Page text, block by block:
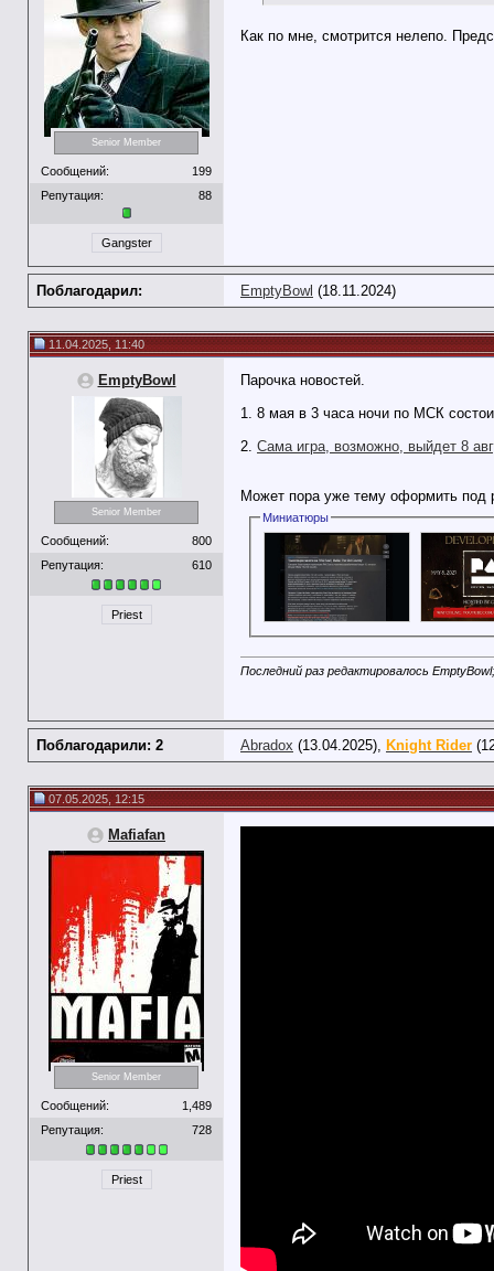
Senior Member
Сообщений:
199
Репутация:
88
Gangster
Как по мне, смотрится нелепо.
Поблагодарил: EmptyBowl (18.11.2024)
11.04.2025, 11:40
EmptyBowl
Senior Member
Сообщений:
800
Репутация:
610
Priest
Парочка новостей.
1. 8 мая в 3 часа ночи по МСК
2. Сама игра, возможно, выйдет 8
Может пора уже тему оформить под
Миниатюры
Последний раз редактировалось
Поблагодарили: 2 Abradox (13.04.2025), Knight Rider
07.05.2025, 12:15
Mafiafan
Senior Member
Сообщений:
1,489
Репутация:
728
Priest